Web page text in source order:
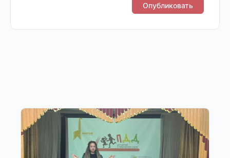
Другие публикации